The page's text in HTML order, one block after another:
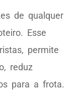
de qualquer
Esse
permite
reduz
para a frota.